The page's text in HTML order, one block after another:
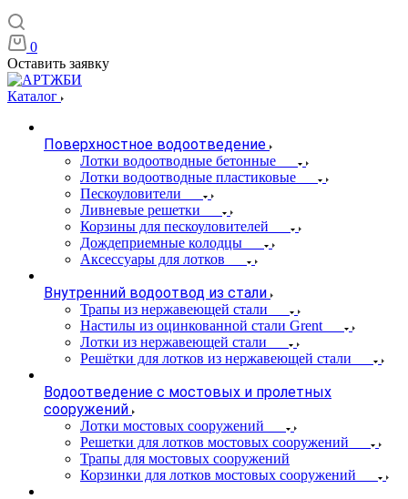
0
Оставить заявку
Каталог
Поверхностное водоотведение
Лотки водоотводные бетонные
Лотки водоотводные пластиковые
Пескоуловители
Ливневые решетки
Корзины для пескоуловителей
Дождеприемные колодцы
Аксессуары для лотков
Внутренний водоотвод из стали
Трапы из нержавеющей стали
Настилы из оцинкованной стали Grent
Лотки из нержавеющей стали
Решётки для лотков из нержавеющей стали
Водоотведение с мостовых и пролетных
сооружений
Лотки мостовых сооружений
Решетки для лотков мостовых сооружений
Трапы для мостовых сооружений
Корзинки для лотков мостовых сооружений